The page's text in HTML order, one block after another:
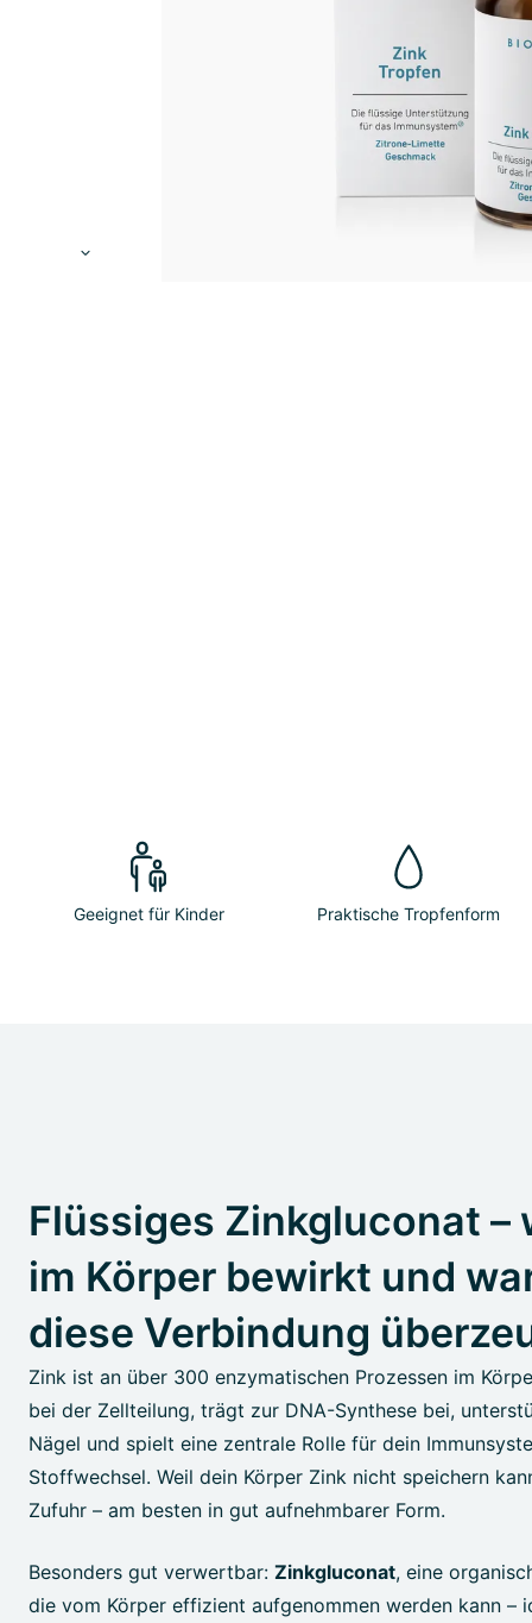
Geeignet für Kinder Praktische Tropfenform
Flüssiges Zinkgluconat –
im Körper bewirkt und
diese Verbindung
Zink ist an über 300 enzymatischen Prozessen im
bei der Zellteilung, trägt zur DNA-Synthese bei,
Nägel und spielt eine zentrale Rolle für dein
Stoffwechsel. Weil dein Körper Zink nicht speichern
Zufuhr – am besten in gut aufnehmbarer Form.
Besonders gut verwertbar: Zinkgluconat, eine
die vom Körper effizient aufgenommen werden kann –